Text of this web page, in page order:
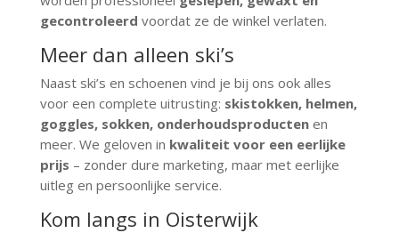
gecontroleerd voordat ze de winkel verlaten.
Meer dan alleen ski’s
Naast ski’s en schoenen vind je bij ons ook alles
voor een complete uitrusting: skistokken, helmen,
goggles, sokken, onderhoudsproducten en
meer. We geloven in kwaliteit voor een eerlijke
prijs – zonder dure marketing, maar met eerlijke
uitleg en persoonlijke service.
Kom langs in Oisterwijk